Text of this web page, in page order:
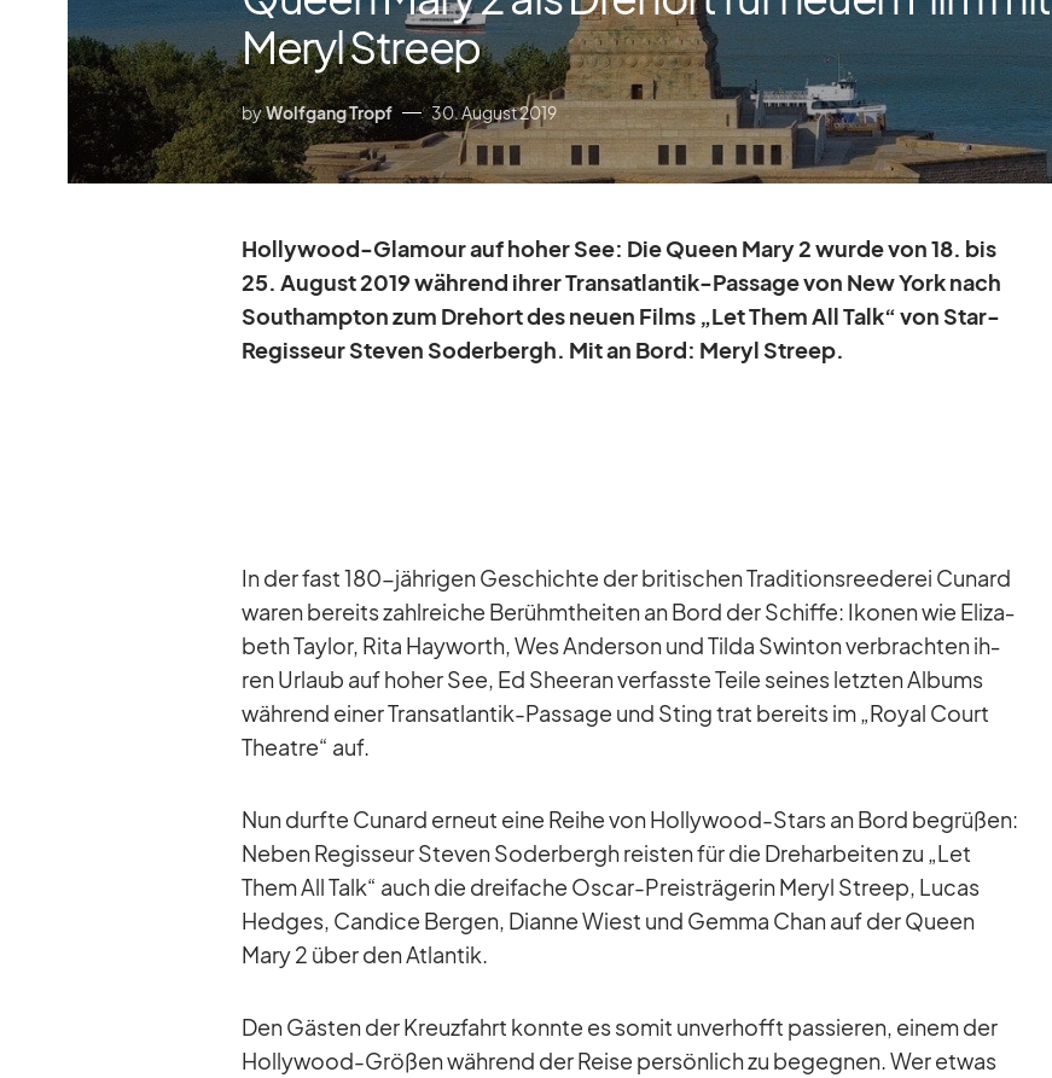
Meryl Streep
byWolfgang Tropf 30. August 2019
Hol­ly­wood-Gla­mour auf ho­her See: Die Queen Mary 2 wurde von 18. bis
25. Au­gust 2019 wäh­rend ih­rer Trans­at­lan­tik-Pas­sage von New York nach
Sout­hamp­ton zum Dreh­ort des neuen Films „Let Them All Talk“ von Star-
Re­gis­seur Ste­ven So­der­bergh. Mit an Bord: Me­ryl Streep.
In der fast 180-jäh­ri­gen Ge­schichte der bri­ti­schen Tra­di­ti­ons­ree­de­rei Cu­nard
wa­ren be­reits zahl­rei­che Be­rühmt­hei­ten an Bord der Schiffe: Iko­nen wie Eliza­
beth Tay­lor, Rita Hay­worth, Wes An­der­son und Tilda Swin­ton ver­brach­ten ih­
ren Ur­laub auf ho­her See, Ed Sheeran ver­fasste Teile sei­nes letz­ten Al­bums
wäh­rend ei­ner Trans­at­lan­tik-Pas­sage und Sting trat be­reits im „Royal Court
Theatre“ auf.
Nun durfte Cu­nard er­neut eine Reihe von Hol­ly­wood-Stars an Bord be­grü­ßen:
Ne­ben Re­gis­seur Ste­ven So­der­bergh reis­ten für die Dreh­ar­bei­ten zu „Let
Them All Talk“ auch die drei­fa­che Os­car-Preis­trä­ge­rin Me­ryl Streep, Lu­cas
Hedges, Can­dice Ber­gen, Di­anne Wiest und Gemma Chan auf der Queen
Mary 2 über den At­lan­tik.
Den Gäs­ten der Kreuz­fahrt konnte es so­mit un­ver­hofft pas­sie­ren, ei­nem der
Hol­ly­wood-Grö­ßen wäh­rend der Reise per­sön­lich zu be­geg­nen. Wer et­was